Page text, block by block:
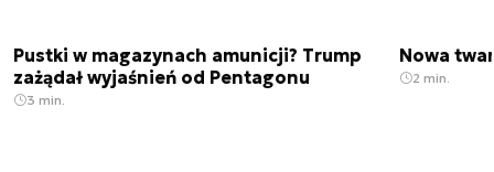
Pustki w magazynach amunicji? Trump
zażądał wyjaśnień od Pentagonu
3 min.
Nowa
2 min.